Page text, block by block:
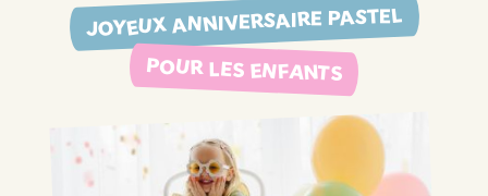
JOYEUX ANNIVERSAIRE PASTEL
POUR LES ENFANTS